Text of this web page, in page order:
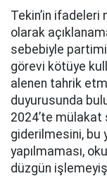
Tekin’in
olarak
sebebiyle
görevi kötüye
alenen tahrik
duyurusunda
2024’te mülakat
giderilmesini, bu
yapılmaması,
düzgün